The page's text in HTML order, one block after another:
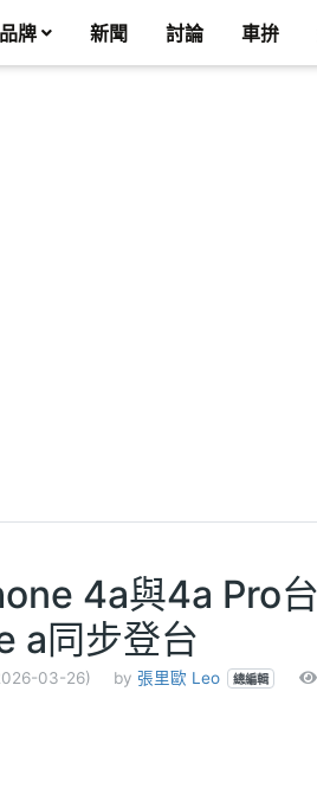
牌 新聞 討論 車拚
4a與4a Pro
a同步登台
03-26) by 張里歐 Leo 總編輯